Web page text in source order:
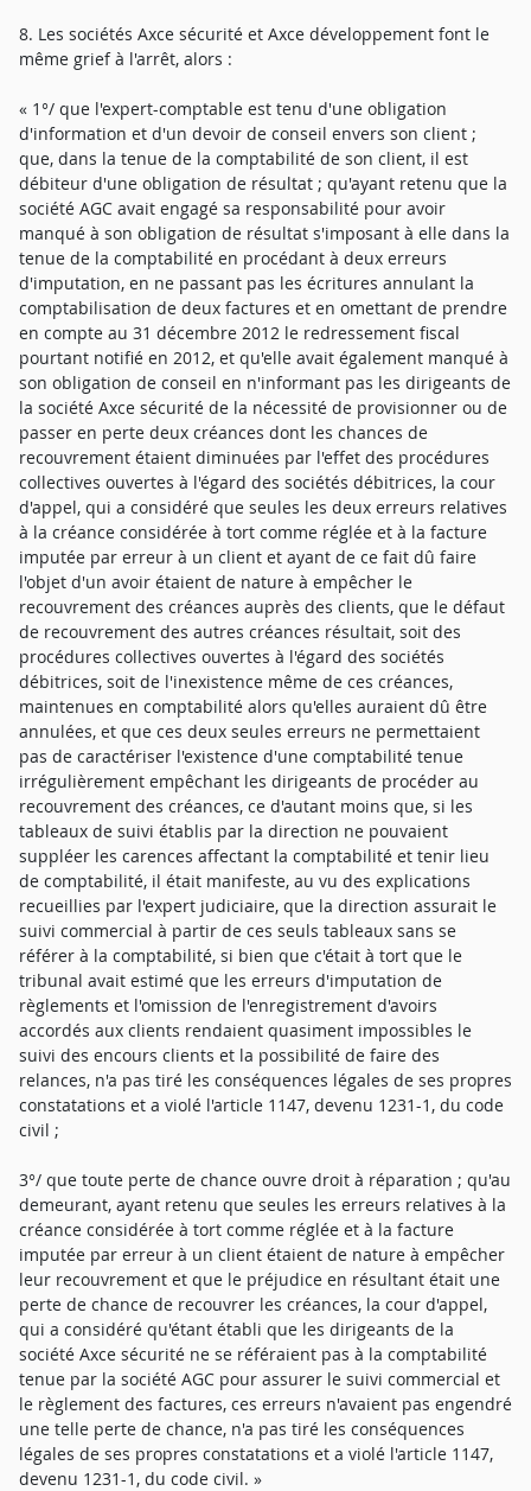
8. Les sociétés Axce sécurité et Axce développement font le
même grief à l'arrêt, alors :
« 1°/ que l'expert-comptable est tenu d'une obligation
d'information et d'un devoir de conseil envers son client ;
que, dans la tenue de la comptabilité de son client, il est
débiteur d'une obligation de résultat ; qu'ayant retenu que la
société AGC avait engagé sa responsabilité pour avoir
manqué à son obligation de résultat s'imposant à elle dans la
tenue de la comptabilité en procédant à deux erreurs
d'imputation, en ne passant pas les écritures annulant la
comptabilisation de deux factures et en omettant de prendre
en compte au 31 décembre 2012 le redressement fiscal
pourtant notifié en 2012, et qu'elle avait également manqué à
son obligation de conseil en n'informant pas les dirigeants de
la société Axce sécurité de la nécessité de provisionner ou de
passer en perte deux créances dont les chances de
recouvrement étaient diminuées par l'effet des procédures
collectives ouvertes à l'égard des sociétés débitrices, la cour
d'appel, qui a considéré que seules les deux erreurs relatives
à la créance considérée à tort comme réglée et à la facture
imputée par erreur à un client et ayant de ce fait dû faire
l'objet d'un avoir étaient de nature à empêcher le
recouvrement des créances auprès des clients, que le défaut
de recouvrement des autres créances résultait, soit des
procédures collectives ouvertes à l'égard des sociétés
débitrices, soit de l'inexistence même de ces créances,
maintenues en comptabilité alors qu'elles auraient dû être
annulées, et que ces deux seules erreurs ne permettaient
pas de caractériser l'existence d'une comptabilité tenue
irrégulièrement empêchant les dirigeants de procéder au
recouvrement des créances, ce d'autant moins que, si les
tableaux de suivi établis par la direction ne pouvaient
suppléer les carences affectant la comptabilité et tenir lieu
de comptabilité, il était manifeste, au vu des explications
recueillies par l'expert judiciaire, que la direction assurait le
suivi commercial à partir de ces seuls tableaux sans se
référer à la comptabilité, si bien que c'était à tort que le
tribunal avait estimé que les erreurs d'imputation de
règlements et l'omission de l'enregistrement d'avoirs
accordés aux clients rendaient quasiment impossibles le
suivi des encours clients et la possibilité de faire des
relances, n'a pas tiré les conséquences légales de ses propres
constatations et a violé l'article 1147, devenu 1231-1, du code
civil ;
3°/ que toute perte de chance ouvre droit à réparation ; qu'au
demeurant, ayant retenu que seules les erreurs relatives à la
créance considérée à tort comme réglée et à la facture
imputée par erreur à un client étaient de nature à empêcher
leur recouvrement et que le préjudice en résultant était une
perte de chance de recouvrer les créances, la cour d'appel,
qui a considéré qu'étant établi que les dirigeants de la
société Axce sécurité ne se référaient pas à la comptabilité
tenue par la société AGC pour assurer le suivi commercial et
le règlement des factures, ces erreurs n'avaient pas engendré
une telle perte de chance, n'a pas tiré les conséquences
légales de ses propres constatations et a violé l'article 1147,
devenu 1231-1, du code civil. »